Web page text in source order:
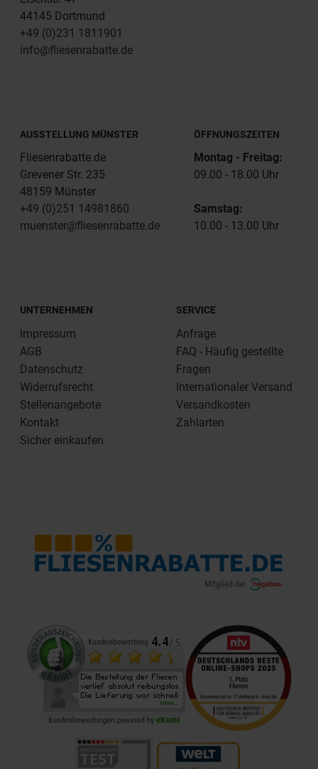
44145 Dortmund
+49 (0)231 1811901
info@fliesenrabatte.de
AUSSTELLUNG MÜNSTER
Fliesenrabatte.de
Grevener Str. 235
48159 Münster
+49 (0)251 14981860
muenster@fliesenrabatte.de
ÖFFNUNGSZEITEN
Montag - Freitag:
09.00 - 18.00 Uhr
Samstag:
10.00 - 13.00 Uhr
UNTERNEHMEN
Impressum
AGB
Datenschutz
Widerrufsrecht
Stellenangebote
Kontakt
Sicher einkaufen
SERVICE
Anfrage
FAQ - Häufig gestellte
Fragen
Internationaler Versand
Versandkosten
Zahlarten